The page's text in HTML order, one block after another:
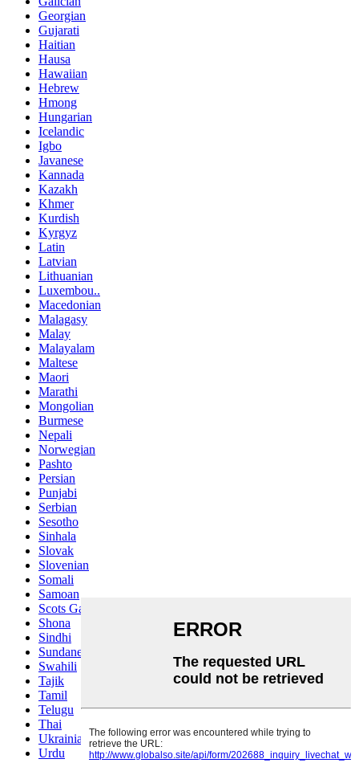
Georgian
Gujarati
Haitian
Hausa
Hawaiian
Hebrew
Hmong
Hungarian
Icelandic
Igbo
Javanese
Kannada
Kazakh
Khmer
Kurdish
Kyrgyz
Latin
Latvian
Lithuanian
Luxembou..
Macedonian
Malagasy
Malay
Malayalam
Maltese
Maori
Marathi
Mongolian
Burmese
Nepali
Norwegian
Pashto
Persian
Punjabi
Serbian
Sesotho
Sinhala
Slovak
Slovenian
Somali
Samoan
Scots Gaelic
Shona
Sindhi
Sundanese
Swahili
Tajik
Tamil
Telugu
Thai
Ukrainian
Urdu